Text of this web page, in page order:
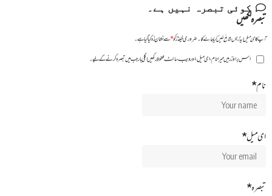
کوئی تبصرہ نہیں ہے۔
تبصرہ لکھیں
آپ کا ای میل ایڈریس شائع نہیں کیا جائے گا۔ضروری فیلڈز کو*سے نشان زد کیا گیا ہے۔
اس براؤزر میں میرا نام، ای میل، اور ویب سائٹ محفوظ رکھیں اگلی بار جب میں تبصرہ کرنے کےلیے۔
نام*
ای میل*
تبصرہ*